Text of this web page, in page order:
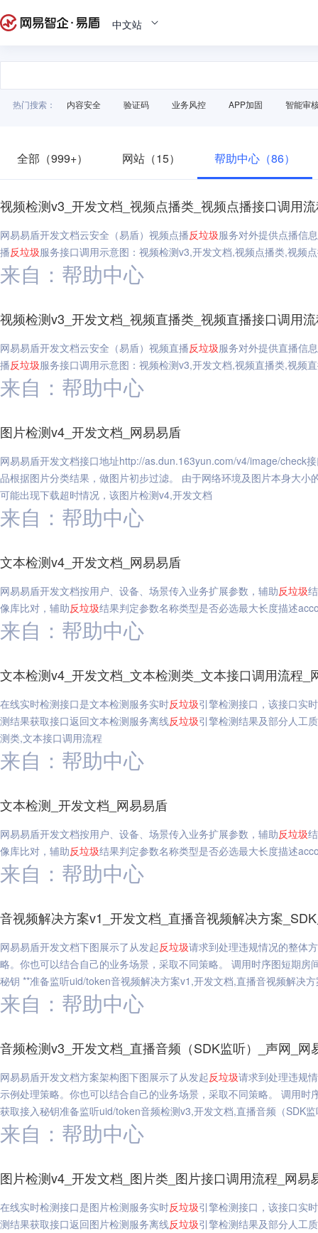
中文站
热门搜索： 内容安全 验证码 业务风控 APP加固 智能审
全部（999+） 网站（15） 帮助中心（86）
视频检测v3_开发文档_视频点播类_视频点播接口调用
网易易盾开发文档云安全（易盾）视频点播反垃圾服务对外提供点播信
播反垃圾服务接口调用示意图：视频检测v3,开发文档,视频点播类,视频
来自：帮助中心
视频检测v3_开发文档_视频直播类_视频直播接口调用
网易易盾开发文档云安全（易盾）视频直播反垃圾服务对外提供直播信
播反垃圾服务接口调用示意图：视频检测v3,开发文档,视频直播类,视频
来自：帮助中心
图片检测v4_开发文档_网易易盾
网易易盾开发文档接口地址http://as.dun.163yun.com/v4/image/check
品根据图片分类结果，做图片初步过滤。 由于网络环境及图片本身大小
可能出现下载超时情况，该图片检测v4,开发文档
来自：帮助中心
文本检测v4_开发文档_网易易盾
网易易盾开发文档按用户、设备、场景传入业务扩展参数，辅助反垃圾
像库比对，辅助反垃圾结果判定参数名称类型是否必选最大长度描述
来自：帮助中心
文本检测v4_开发文档_文本检测类_文本接口调用流程_
在线实时检测接口是文本检测服务实时反垃圾引擎检测接口，该接口实
测结果获取接口返回文本检测服务离线反垃圾引擎检测结果及部分人工
测类,文本接口调用流程
来自：帮助中心
文本检测_开发文档_网易易盾
网易易盾开发文档按用户、设备、场景传入业务扩展参数，辅助反垃圾
像库比对，辅助反垃圾结果判定参数名称类型是否必选最大长度描述
来自：帮助中心
音视频解决方案v1_开发文档_直播音视频解决方案
网易易盾开发文档下图展示了从发起反垃圾请求到处理违规情况的整体
略。你也可以结合自己的业务场景，采取不同策略。 调用时序图短期房
秘钥 **准备监听uid/token音视频解决方案v1,开发文档,直播音视频解决
来自：帮助中心
音频检测v3_开发文档_直播音频（SDK监听）_声网_网
网易易盾开发文档方案架构图下图展示了从发起反垃圾请求到处理违规
示例处理策略。你也可以结合自己的业务场景，采取不同策略。 调用时
获取接入秘钥准备监听uid/token音频检测v3,开发文档,直播音频（SDK
来自：帮助中心
图片检测v4_开发文档_图片类_图片接口调用流程_网易
在线实时检测接口是图片检测服务实时反垃圾引擎检测接口，该接口实
测结果获取接口返回图片检测服务离线反垃圾引擎检测结果及部分人工